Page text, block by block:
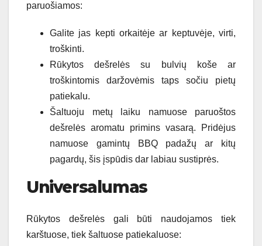
paruošiamos:
Galite jas kepti orkaitėje ar keptuvėje, virti,
troškinti.
Rūkytos dešrelės su bulvių koše ar
troškintomis daržovėmis taps sočiu pietų
patiekalu.
Šaltuoju metų laiku namuose paruoštos
dešrelės aromatu primins vasarą. Pridėjus
namuose gamintų BBQ padažų ar kitų
pagardų, šis įspūdis dar labiau sustiprės.
Universalumas
Rūkytos dešrelės gali būti naudojamos tiek
karštuose, tiek šaltuose patiekaluose: